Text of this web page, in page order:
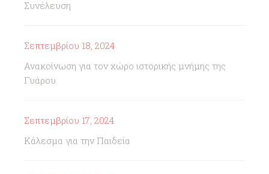
Συνέλευση
Σεπτεμβρίου 18, 2024
Ανακοίνωση για τον χώρο ιστορικής μνήμης της
Γυάρου
Σεπτεμβρίου 17, 2024
Κάλεσμα για την Παιδεία